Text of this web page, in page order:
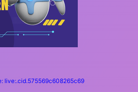
live:.cid.575569c608265c69